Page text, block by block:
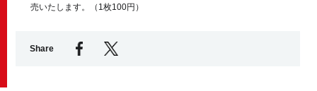
売いたします。（1枚100円）
Share